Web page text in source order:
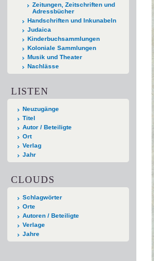
Zeitungen, Zeitschriften und
Adressbücher
Handschriften und Inkunabeln
Judaica
Kinderbuchsammlungen
Koloniale Sammlungen
Musik und Theater
Nachlässe
LISTEN
Neuzugänge
Titel
Autor / Beteiligte
Ort
Verlag
Jahr
CLOUDS
Schlagwörter
Orte
Autoren / Beteiligte
Verlage
Jahre